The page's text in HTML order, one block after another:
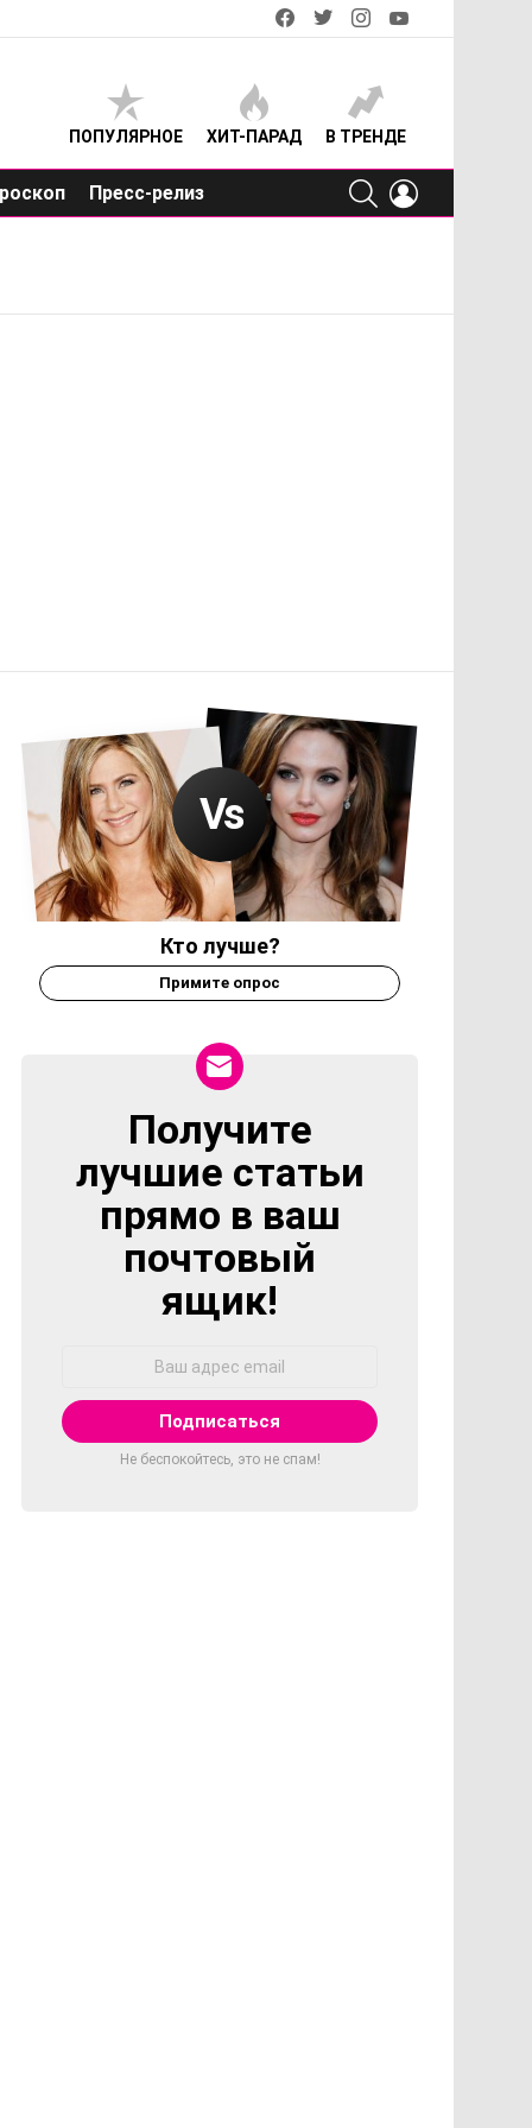
facebooktwitterinstagram
ПОПУЛЯРНОЕ ХИТ-ПАРАД В ТРЕНДЕ
Пресс-релиз
SEARCH
Кто лучше?
Примите опрос
NEWSLETTER
Получите
лучшие статьи
прямо в ваш
почтовый
ящик!
Не беспокойтесь, это не спам!